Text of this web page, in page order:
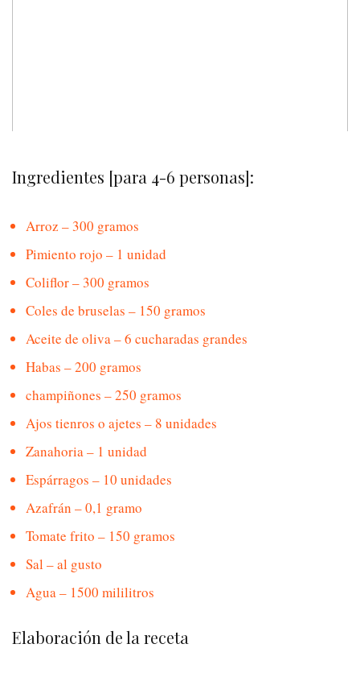
Ingredientes [para 4-6 personas]:
Arroz – 300 gramos
Pimiento rojo – 1 unidad
Coliflor – 300 gramos
Coles de bruselas – 150 gramos
Aceite de oliva – 6 cucharadas grandes
Habas – 200 gramos
champiñones – 250 gramos
Ajos tienros o ajetes – 8 unidades
Zanahoria – 1 unidad
Espárragos – 10 unidades
Azafrán – 0,1 gramo
Tomate frito – 150 gramos
Sal – al gusto
Agua – 1500 mililitros
Elaboración de la receta